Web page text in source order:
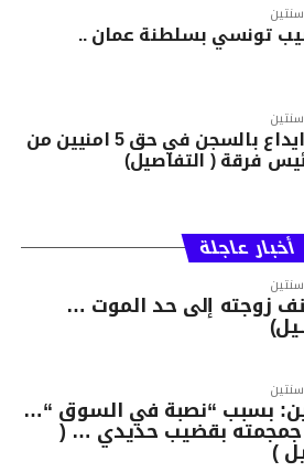
تونسي بسلطنة عمان ..
ابطاقة ايداع بالسجن في حق 5 امنيين من
فرقة ( التفاصيل)
أخبار عاجلة
زوجته إلى حد الموت …
بسبب “نصبة في السوق “…
بقضيب حديدي … (
)